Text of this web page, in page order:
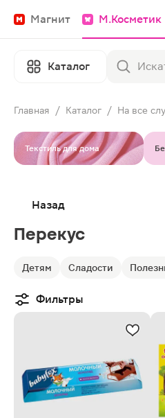
Магнит М.Косметик
Каталог
Главная / Каталог / На все
Текстиль для дома
Назад
Перекус
Детям Сладости
Фильтры